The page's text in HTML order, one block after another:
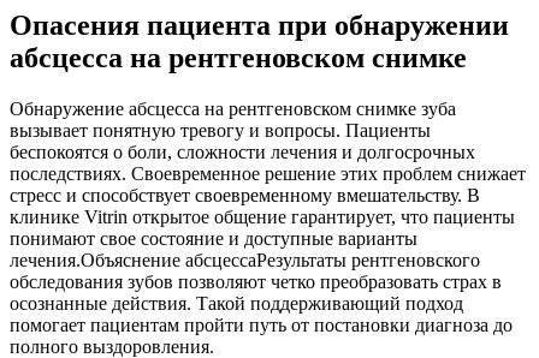
Опасения пациента при обнаружении
абсцесса на рентгеновском снимке
Обнаружение абсцесса на рентгеновском снимке зуба
вызывает понятную тревогу и вопросы. Пациенты
беспокоятся о боли, сложности лечения и долгосрочных
последствиях. Своевременное решение этих проблем снижает
стресс и способствует своевременному вмешательству. В
клинике Vitrin открытое общение гарантирует, что пациенты
понимают свое состояние и доступные варианты
лечения.Объяснение абсцессаРезультаты рентгеновского
обследования зубов позволяют четко преобразовать страх в
осознанные действия. Такой поддерживающий подход
помогает пациентам пройти путь от постановки диагноза до
полного выздоровления.